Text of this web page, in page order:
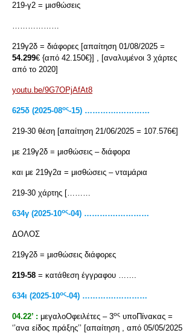
219-γ2 = μισθώσεις
………………
219γ2δ = διάφορες [απαίτηση 01/08/2025 =
54.299€ {από 42.150€}] , [αναλυμένοι 3 χάρτες
από το 2020]
youtu.be/9G7OPjAfAt8
625δ (2025-08ος-15) ………….…………
219-30 θέση [απαίτηση 21/06/2025 = 107.576€]
με 219γ2δ = μισθώσεις – διάφορα
και με 219γ2α = μισθώσεις – νταμάρια
219-30 χάρτης [………
634γ (2025-10ος-04) ………….…………
ΔΟΛΟΣ
219γ2δ = μισθώσεις διάφορες
219-58 = κατάθεση έγγραφου …….
634ι (2025-10ος-04) ………….…………
04.22’ : μεγαλοΟφειλέτες – 3ος υποΠίνακας =
‘’ανα είδος πράξης’’ [απαίτηση , από 05/05/2025